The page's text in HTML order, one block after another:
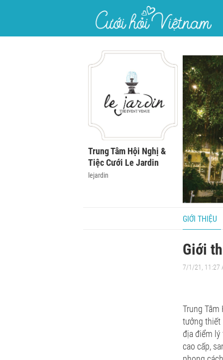
Trung Tâm Hội Nghị &
Tiệc Cưới Le Jardin
lejardin
GIỚI THIỆU
Giới
7/1/21, 11:27
Trung Tâm
tưởng thiết
địa điểm
cao cấp,